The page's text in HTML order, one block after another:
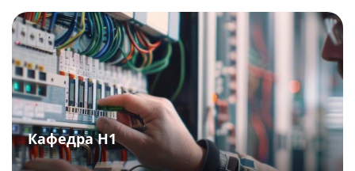
Кафедра Н1